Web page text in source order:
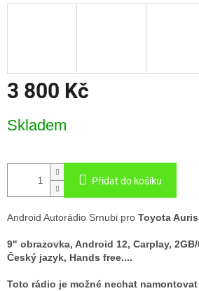
3 800 Kč
cena:
Skladem
Přidat do košíku
Android Autorádio Srnubi pro Toyota
9" obrazovka, Android 12, Carplay,
Český jazyk, Hands free....
Toto rádio je možné nechat